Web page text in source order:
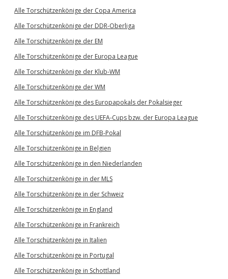
Alle Torschützenkönige der Copa America
Alle Torschützenkönige der DDR-Oberliga
Alle Torschützenkönige der EM
Alle Torschützenkönige der Europa League
Alle Torschützenkönige der Klub-WM
Alle Torschützenkönige der WM
Alle Torschützenkönige des Europapokals der Pokalsieger
Alle Torschützenkönige des UEFA-Cups bzw. der Europa League
Alle Torschützenkönige im DFB-Pokal
Alle Torschützenkönige in Belgien
Alle Torschützenkönige in den Niederlanden
Alle Torschützenkönige in der MLS
Alle Torschützenkönige in der Schweiz
Alle Torschützenkönige in England
Alle Torschützenkönige in Frankreich
Alle Torschützenkönige in Italien
Alle Torschützenkönige in Portugal
Alle Torschützenkönige in Schottland